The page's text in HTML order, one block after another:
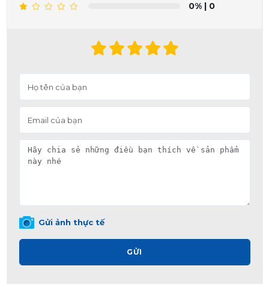
0% | 0
Gửi ảnh thực tế
GỬI